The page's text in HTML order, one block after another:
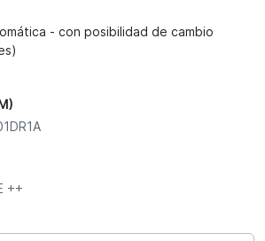
- con posibilidad de cambio
++